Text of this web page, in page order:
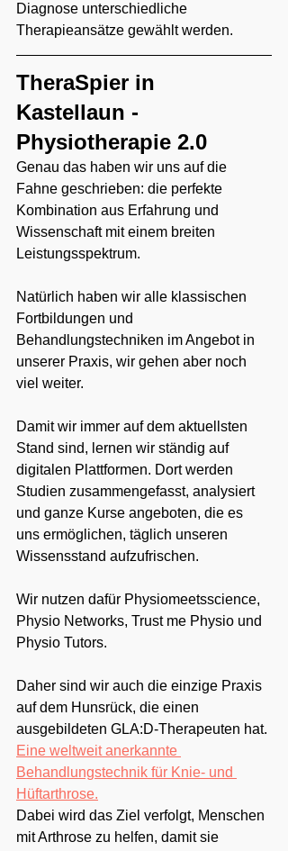
Diagnose unterschiedliche
Therapieansätze gewählt werden.
TheraSpier in
Kastellaun -
Physiotherapie 2.0
Genau das haben wir uns auf die
Fahne geschrieben: die perfekte
Kombination aus Erfahrung und
Wissenschaft mit einem breiten
Leistungsspektrum.
Natürlich haben wir alle klassischen
Fortbildungen und
Behandlungstechniken im Angebot in
unserer Praxis, wir gehen aber noch
viel weiter.
Damit wir immer auf dem aktuellsten
Stand sind, lernen wir ständig auf
digitalen Plattformen. Dort werden
Studien zusammengefasst, analysiert
und ganze Kurse angeboten, die es
uns ermöglichen, täglich unseren
Wissensstand aufzufrischen.
Wir nutzen dafür Physiomeetsscience,
Physio Networks, Trust me Physio und
Physio Tutors.
Daher sind wir auch die einzige Praxis
auf dem Hunsrück, die einen
ausgebildeten GLA:D‑Therapeuten hat.
Eine weltweit anerkannte
Behandlungstechnik für Knie- und
Hüftarthrose.
Dabei wird das Ziel verfolgt, Menschen
mit Arthrose zu helfen, damit sie